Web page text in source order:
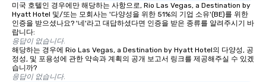
after work, we can
you to provide
scheduling, Lip
미국 호텔인 경우에만 해당하는 사항으로, Rio Las Vegas, a Destination by
Hyatt Hotel 및/또는 모회사는 '다양성을 위한 51%의 기업 소유'(BE)를 위한
인증을 받으셨나요? '네'라고 대답하셨다면 인증을 받은 종류를 알려주시기 바
랍니다:
응답이 없습니다.
해당하는 경우에 Rio Las Vegas, a Destination by Hyatt Hotel의 다양성, 공
정성, 및 포용성에 관한 약속과 계획의 공개 보고서 링크를 제공해주실 수 있겠
습니까?
응답이 없습니다.